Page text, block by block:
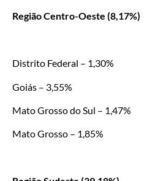
Região Centro-Oeste (8,17%)
Distrito Federal – 1,30%
Goiás – 3,55%
Mato Grosso do Sul – 1,47%
Mato Grosso – 1,85%